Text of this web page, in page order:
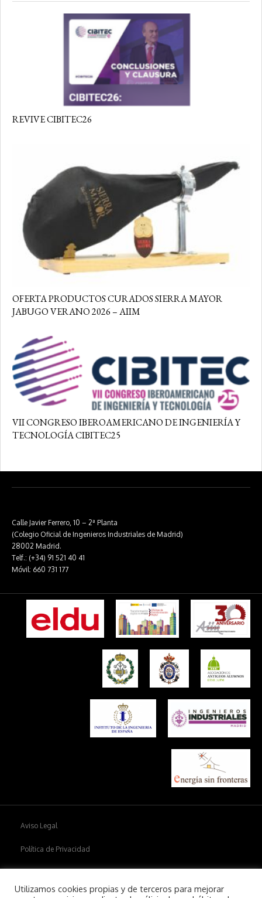
REVIVE CIBITEC26
OFERTA PRODUCTOS CURADOS SIERRA MAYOR
JABUGO VERANO 2026 – AIIM
VII CONGRESO IBEROAMERICANO DE INGENIERÍA Y
TECNOLOGÍA CIBITEC25
Calle Javier Ferrero, 10 – 2ª Planta
(Colegio Oficial de Ingenieros Industriales de Madrid)
28002 Madrid.
Telf.: (+34) 91 521 40 41
Móvil: 660 731 177
Aviso Legal
Política de Privacidad
Utilizamos cookies propias y de terceros para mejorar